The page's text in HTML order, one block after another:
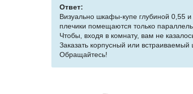
Ответ:
Визуально шкафы-купе глубиной 0,55
плечики помещаются только
Чтобы, входя в комнату, вам не
Заказать корпусный или
Обращайтесь!